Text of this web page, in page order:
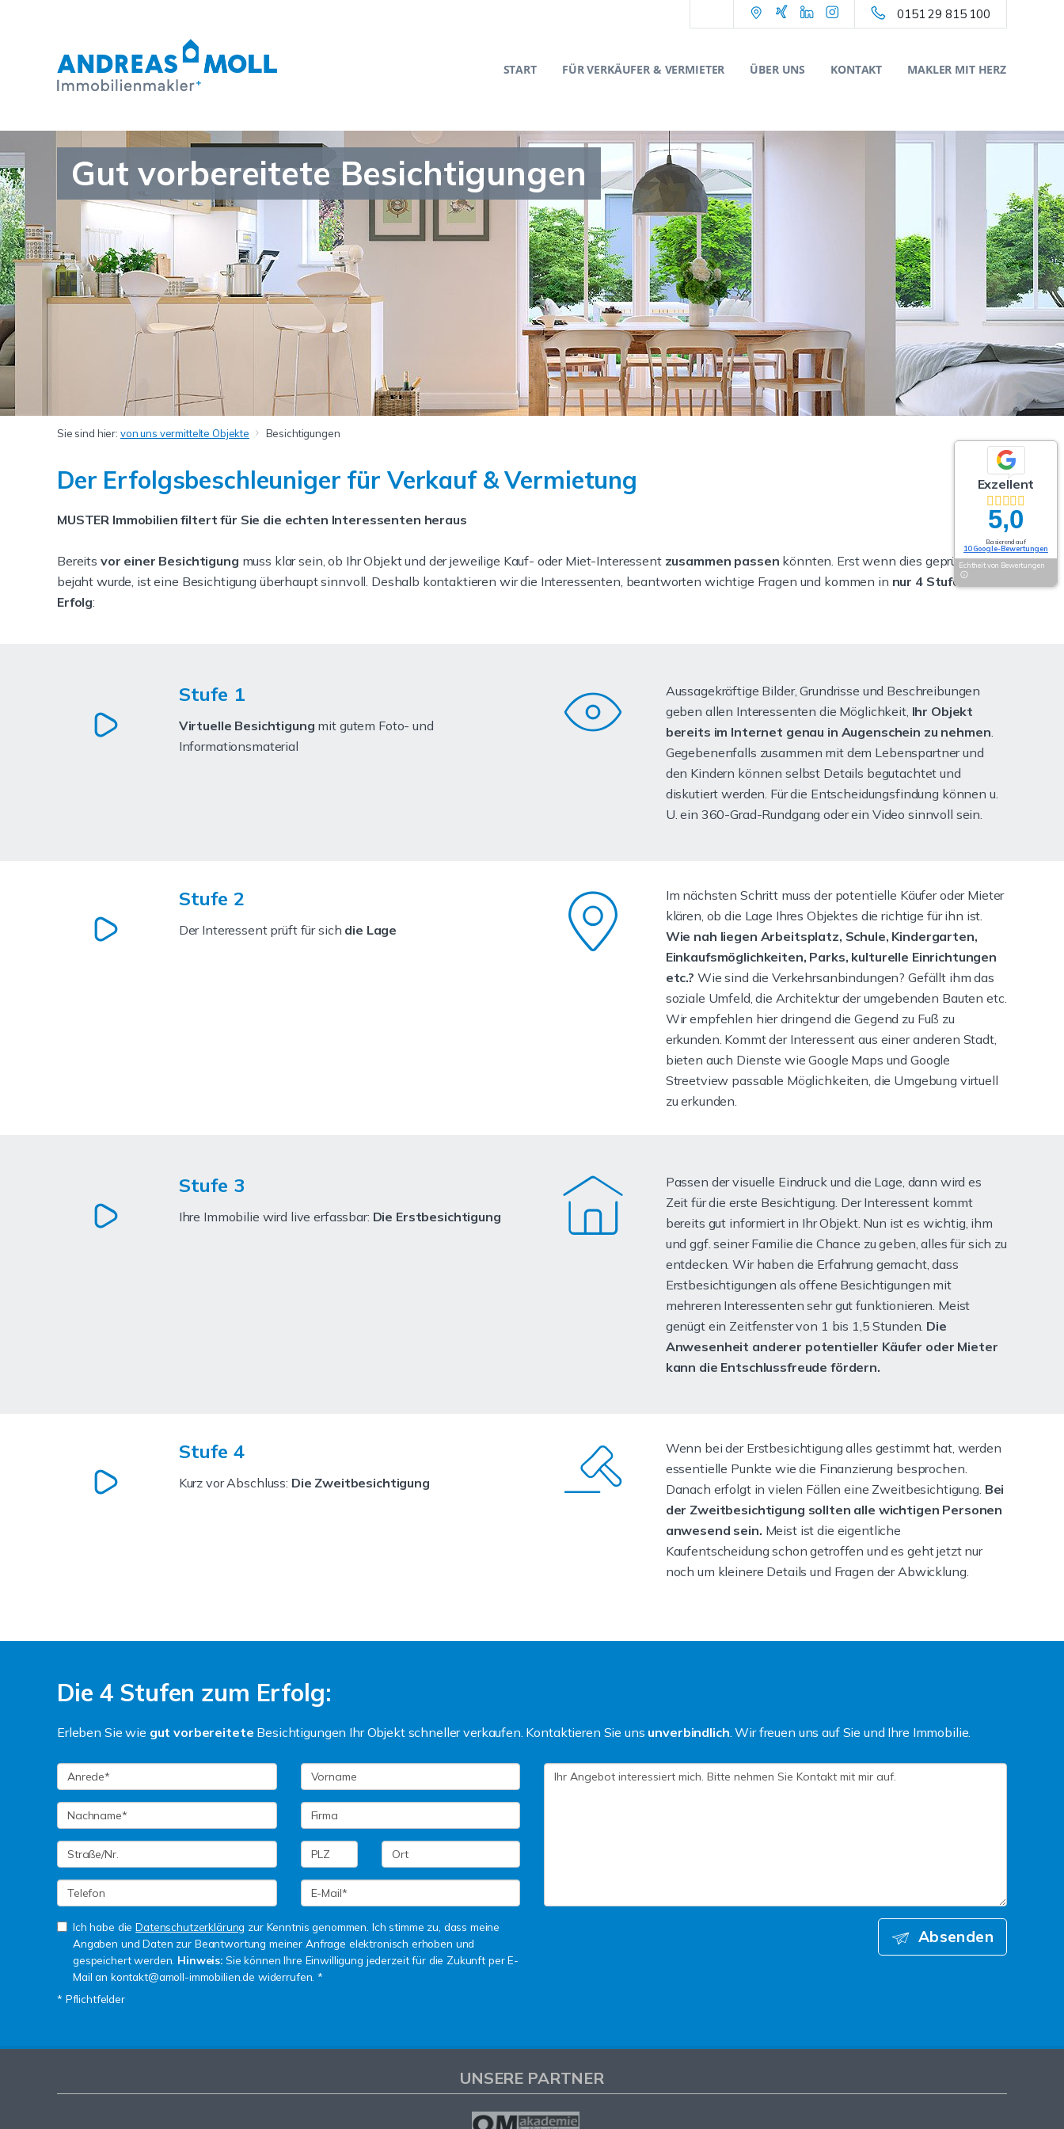
0151 29 815 100
START FÜR VERKÄUFER & VERMIETER ÜBER UNS KONTAKT MAKLER MIT HERZ
Gut vorbereitete Besichtigungen
Sie sind hier: von uns vermittelte Objekte Besichtigungen
Der Erfolgsbeschleuniger für Verkauf & Vermietung
MUSTER Immobilien filtert für Sie die echten Interessenten heraus
Bereits vor einer Besichtigung muss klar sein, ob Ihr Objekt und der jeweilige Kauf- oder Miet-Interessent zusammen passen könnten. Erst wenn dies geprüft und
bejaht wurde, ist eine Besichtigung überhaupt sinnvoll. Deshalb kontaktieren wir die Interessenten, beantworten wichtige Fragen und kommen in nur 4 Stufen zum
Erfolg:
Stufe 1
Virtuelle Besichtigung mit gutem Foto- und
Informationsmaterial
Aussagekräftige Bilder, Grundrisse und Beschreibungen
geben allen Interessenten die Möglichkeit, Ihr Objekt
bereits im Internet genau in Augenschein zu nehmen.
Gegebenenfalls zusammen mit dem Lebenspartner und
den Kindern können selbst Details begutachtet und
diskutiert werden. Für die Entscheidungsfindung können u.
U. ein 360-Grad-Rundgang oder ein Video sinnvoll sein.
Stufe 2
Der Interessent prüft für sich die Lage
Im nächsten Schritt muss der potentielle Käufer oder Mieter
klären, ob die Lage Ihres Objektes die richtige für ihn ist.
Wie nah liegen Arbeitsplatz, Schule, Kindergarten,
Einkaufsmöglichkeiten, Parks, kulturelle Einrichtungen
etc.? Wie sind die Verkehrsanbindungen? Gefällt ihm das
soziale Umfeld, die Architektur der umgebenden Bauten etc.
Wir empfehlen hier dringend die Gegend zu Fuß zu
erkunden. Kommt der Interessent aus einer anderen Stadt,
bieten auch Dienste wie Google Maps und Google
Streetview passable Möglichkeiten, die Umgebung virtuell
zu erkunden.
Stufe 3
Ihre Immobilie wird live erfassbar: Die Erstbesichtigung
Passen der visuelle Eindruck und die Lage, dann wird es
Zeit für die erste Besichtigung. Der Interessent kommt
bereits gut informiert in Ihr Objekt. Nun ist es wichtig, ihm
und ggf. seiner Familie die Chance zu geben, alles für sich zu
entdecken. Wir haben die Erfahrung gemacht, dass
Erstbesichtigungen als offene Besichtigungen mit
mehreren Interessenten sehr gut funktionieren. Meist
genügt ein Zeitfenster von 1 bis 1,5 Stunden. Die
Anwesenheit anderer potentieller Käufer oder Mieter
kann die Entschlussfreude fördern.
Stufe 4
Kurz vor Abschluss: Die Zweitbesichtigung
Wenn bei der Erstbesichtigung alles gestimmt hat, werden
essentielle Punkte wie die Finanzierung besprochen.
Danach erfolgt in vielen Fällen eine Zweitbesichtigung. Bei
der Zweitbesichtigung sollten alle wichtigen Personen
anwesend sein. Meist ist die eigentliche
Kaufentscheidung schon getroffen und es geht jetzt nur
noch um kleinere Details und Fragen der Abwicklung.
Die 4 Stufen zum Erfolg:
Erleben Sie wie gut vorbereitete Besichtigungen Ihr Objekt schneller verkaufen. Kontaktieren Sie uns unverbindlich. Wir freuen uns auf Sie und Ihre Immobilie.
Ich habe dieDatenschutzerklärung zur Kenntnis genommen. Ich stimme zu, dass meine
Angaben und Daten zur Beantwortung meiner Anfrage elektronisch erhoben und
gespeichert werden. Hinweis:Sie können Ihre Einwilligung jederzeit für die Zukunft per E-
Mail an kontakt@amoll-immobilien.de widerrufen. *
* Pflichtfelder
Absenden
Exzellent
5,0
Basierend auf
10 Google-Bewertungen
Echtheit von Bewertungen
UNSERE PARTNER